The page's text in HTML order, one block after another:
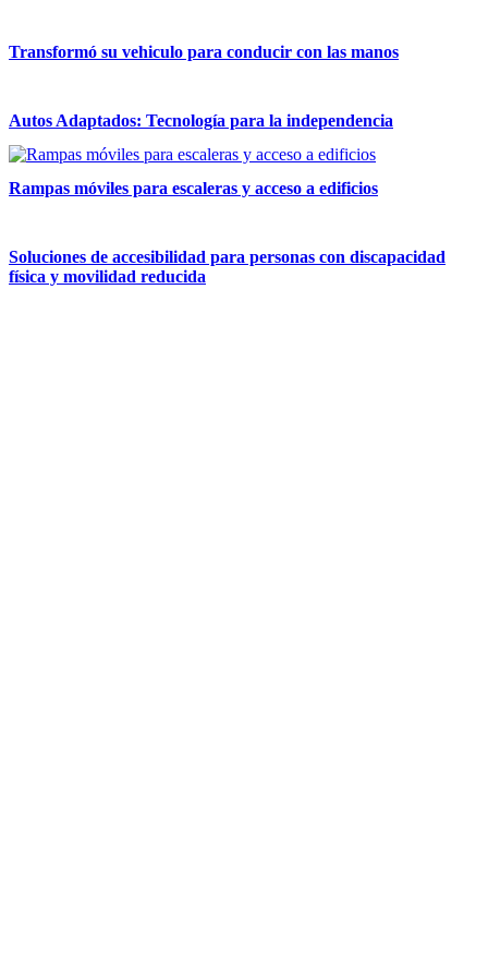
Transformó su vehiculo para conducir con las manos
Autos Adaptados: Tecnología para la independencia
Rampas móviles para escaleras y acceso a edificios
Soluciones de accesibilidad para personas con discapacidad
física y movilidad reducida